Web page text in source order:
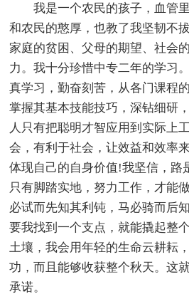
我是一个农民的孩子，血管里
和农民的憨厚，也教了我坚韧不
家庭的贫困、父母的期望、社会
力。我十分珍惜中专二年的学习
真学习，勤奋刻苦，从各门课程
掌握其基本技能技巧，深钻细研
人只有把聪明才智应用到实际上
会，有利于社会，让效益和效率
体现自己的自身价值!我坚信，路
只有脚踏实地，努力工作，才能
必试而先知其利钝，马必骑而后
要我找到一个支点，就能撬起整
土壤，我会用年轻的生命云耕耘
功，而且能够收获整个秋天。这
承诺。